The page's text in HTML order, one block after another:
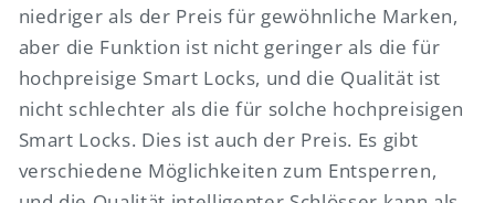
niedriger als der Preis für gewöhnliche Marken,
aber die Funktion ist nicht geringer als die für
hochpreisige Smart Locks, und die Qualität ist
nicht schlechter als die für solche hochpreisigen
Smart Locks. Dies ist auch der Preis. Es gibt
verschiedene Möglichkeiten zum Entsperren,